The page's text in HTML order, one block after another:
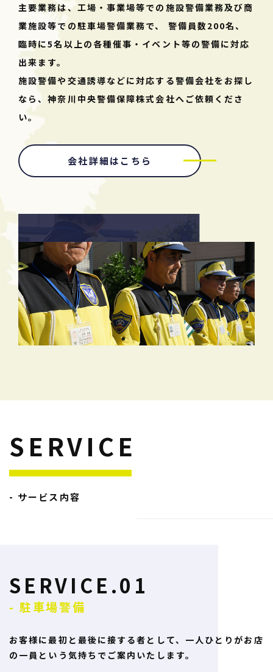
当社からのお知らせ 2025.10.29
取引銀行様によるデジタル口座説明会
実績紹介
新規・催事等に伴う警備業務（令和148件目）食
品スーパー
主要業務は、工場・事業場等での施設警備業務及び商
業施設等での駐車場警備業務で、
警備員数200名、
臨時に5名以上の各種催事・イベント等の警備に対応
出来ます。
施設警備や交通誘導などに対応する警備会社をお探し
なら、神奈川中央警備保障株式会社へご依頼くださ
い。
会社詳細はこちら
SERVICE
- サービス内容
SERVICE.01
- 駐車場警備
お客様に最初と最後に接する者として、一人ひとりがお店
の一員という気持ちでご案内いたします。